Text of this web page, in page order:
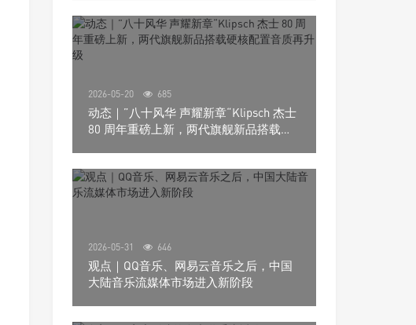
2026-05-20 685
动态｜”八十风华 声耀新章“Klipsch 杰士
80 周年重磅上新，两代旗舰新品搭载硬
2026-05-31 646
观点｜QQ音乐、网易云音乐之后，中国
大陆音乐流媒体市场进入新阶段